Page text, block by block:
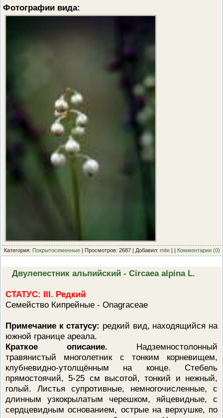
Фотографии вида:
Категория: Покрытосеменные | Просмотров: 2687 | Добавил: mite | | Комментарии (0)
Двулепестник альпийский - Circaea alpina L.
СТАТУС: III. Редкий
Семейство Кипрейные - Onagraceae
Примечание к статусу: редкий вид, находящийся на
южной границе ареала.
Краткое описание. Надземностолонный
травянистый многолетник с тонким корневищем,
клубневидно-утолщённым на конце. Стебель
прямостоячий, 5-25 см высотой, тонкий и нежный,
голый. Листья супротивные, немногочисленные, с
длинным узкокрылатым черешком, яйцевидные, с
сердцевидным основанием, острые на верхушке, по